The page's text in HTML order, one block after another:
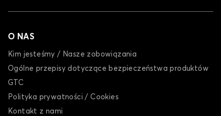
O NAS
Kim jesteśmy / Nasze zobowiązania
Ogólne przepisy dotyczące bezpieczeństwa produktów
GTC
Polityka prywatności / Cookies
Kontakt z nami